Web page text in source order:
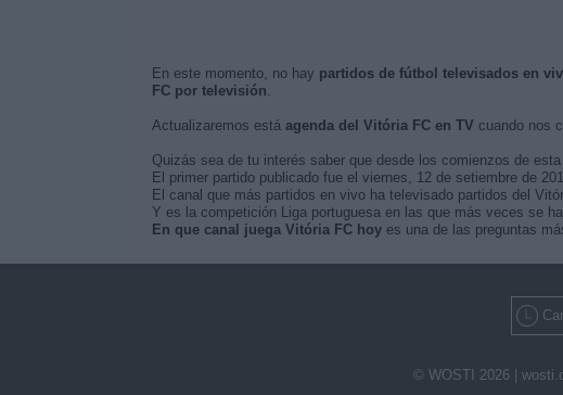
En este momento, no hay partidos de fútbol televisados en
FC por televisión.
Actualizaremos está agenda del Vitória FC en TV cuando nos
Quizás sea de tu interés saber que desde los comienzos de
El primer partido publicado fue el viernes, 12 de setiembre de
El canal que más partidos en vivo ha televisado partidos del
Y es la competición Liga portuguesa en las que más veces se
En que canal juega Vitória FC hoyes una de las preguntas
© WOSTI 2026 |